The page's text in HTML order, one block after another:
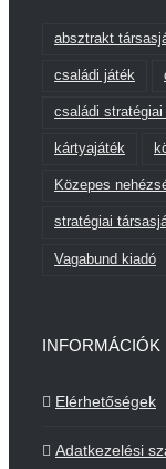
absztrakt
családi játék
családi
kártyajáték
Közepes
stratégiai
Vagabund kiadó
INFORMÁCIÓK
Elérhetőségek
Adatkezelési